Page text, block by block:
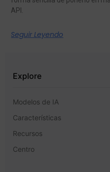
API.
Seguir Leyendo
Explore
Modelos de IA
Características
Recursos
Centro